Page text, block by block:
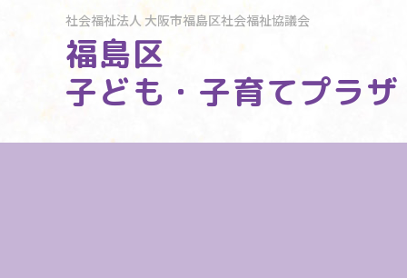
社会福祉法人大阪市福島区社会福祉協議会
福島区
子ども・子育てプラザ